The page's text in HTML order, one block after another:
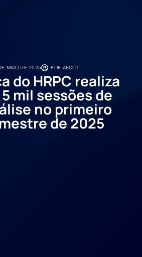
MAIO DE 2025 POR ABCDT
do HRPC realiza
mil sessões de
no primeiro
de 2025